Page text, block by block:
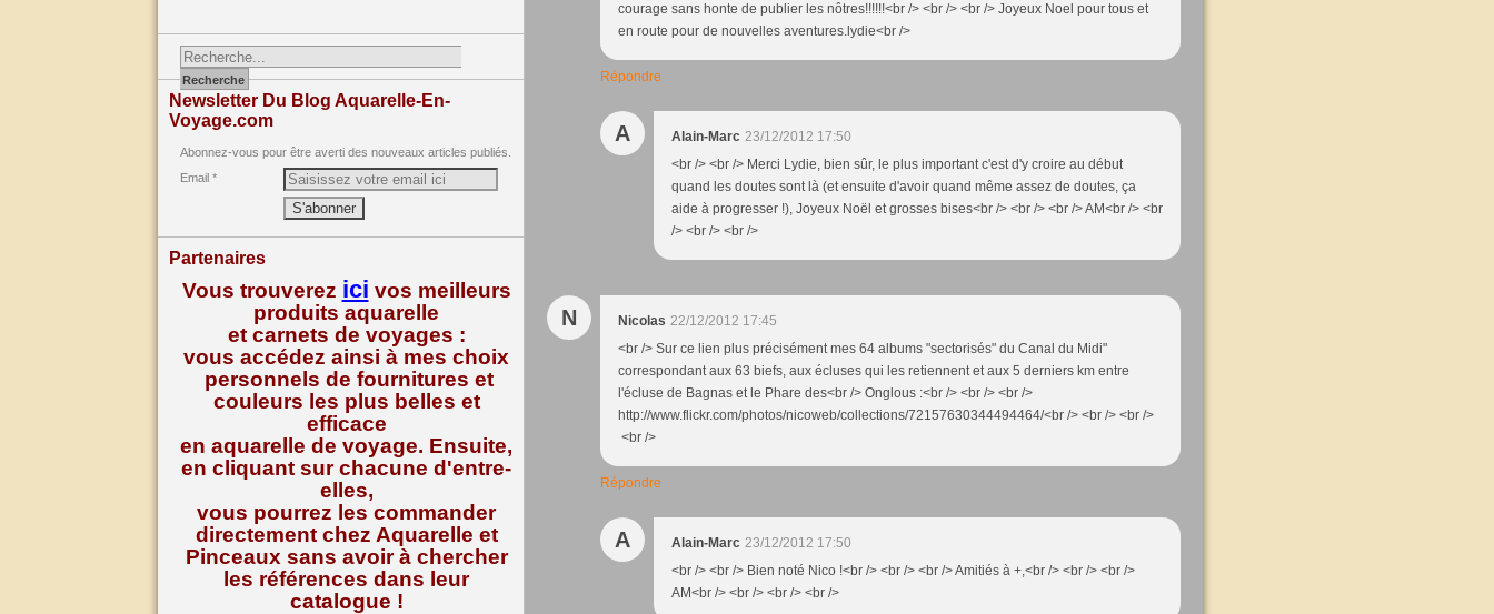
Newsletter Du Blog Aquarelle-En-
Voyage.com
Abonnez-vous pour être averti des nouveaux articles publiés.
Email
Partenaires
Vous trouverez ici vos meilleurs
produits aquarelle
et carnets de voyages :
vous accédez ainsi à mes choix
personnels de fournitures et
couleurs les plus belles et
efficace
en aquarelle de voyage. Ensuite,
en cliquant sur chacune d'entre-
elles,
vous pourrez les commander
directement chez Aquarelle et
Pinceaux sans avoir à chercher
les références dans leur
catalogue !
courage sans honte de publier les nôtres!!!!!!<br /> <br /> <br /> Joyeux Noel pour tous et
en route pour de nouvelles aventures.lydie<br />
Répondre
A Alain-Marc 23/12/2012 17:50
<br /> <br /> Merci Lydie, bien sûr, le plus important c'est d'y croire au début
quand les doutes sont là (et ensuite d'avoir quand même assez de doutes, ça
aide à progresser !), Joyeux Noël et grosses bises<br /> <br /> <br /> AM<br /> <br
/> <br /> <br />
N Nicolas 22/12/2012 17:45
<br /> Sur ce lien plus précisément mes 64 albums "sectorisés" du Canal du Midi"
correspondant aux 63 biefs, aux écluses qui les retiennent et aux 5 derniers km entre
l'écluse de Bagnas et le Phare des<br /> Onglous :<br /> <br /> <br />
http://www.flickr.com/photos/nicoweb/collections/72157630344494464/<br /> <br /> <br />
<br />
Répondre
A Alain-Marc 23/12/2012 17:50
<br /> <br /> Bien noté Nico !<br /> <br /> <br /> Amitiés à +,<br /> <br /> <br />
AM<br /> <br /> <br /> <br />